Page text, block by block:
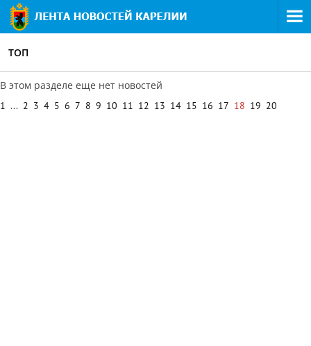
ТОП
В этом разделе еще нет новостей
1 ... 2 3 4 5 6 7 8 9 10 11 12 13 14 15 16 17 18 19 20